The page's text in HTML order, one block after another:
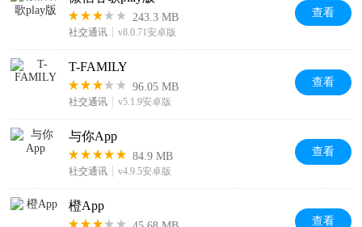
243.3 MB
社交通讯 v8.0.71安卓版
查看
T-FAMILY
96.05 MB
社交通讯 v5.1.9安卓版
查看
与你App
84.9 MB
社交通讯 v4.9.5安卓版
查看
橙App
查看